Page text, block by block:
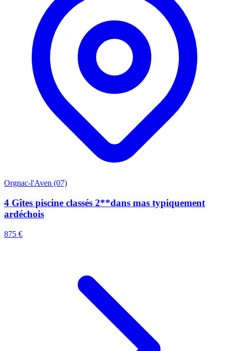
Orgnac-l'Aven (07)
4 Gîtes piscine classés 2**dans mas typiquement
ardéchois
875 €